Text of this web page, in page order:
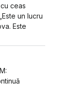
ceas
un lucru
Este